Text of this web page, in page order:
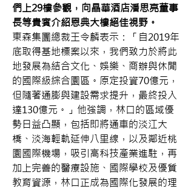
們上29樓參觀，向晶華酒店潘思亮董事
長等貴賓介紹恩典大樓絕佳視野。
東森集團總裁王令麟表示：「自2019年
底取得基地標案以來，我們致力於將此
地發展為結合文化、娛樂、商辦與休閒
的國際級綜合園區。原定投資70億元，
但隨著通膨與建設需求提升，最終投入
達130億元。」他強調，林口的區域優
勢日益凸顯，包括即將通車的淡江大
橋、淡海輕軌延伸八里線，以及鄰近桃
園國際機場，吸引高科技產業進駐，再
加上完善的醫療設施、國際學校及優質
教育資源，林口正成為國際化發展的理